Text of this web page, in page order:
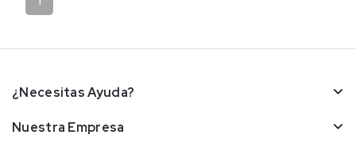
¿Necesitas Ayuda?
Nuestra Empresa